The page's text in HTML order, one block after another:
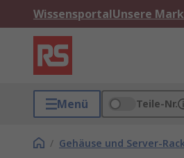
WissensportalUnsere
Menü Teile-Nr.
/ Gehäuse und Server-